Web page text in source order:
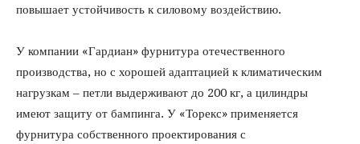
повышает устойчивость к силовому воздействию.
У компании «Гардиан» фурнитура отечественного
производства, но с хорошей адаптацией к климатическим
нагрузкам – петли выдерживают до 200 кг, а цилиндры
имеют защиту от бампинга. У «Торекс» применяется
фурнитура собственного проектирования с